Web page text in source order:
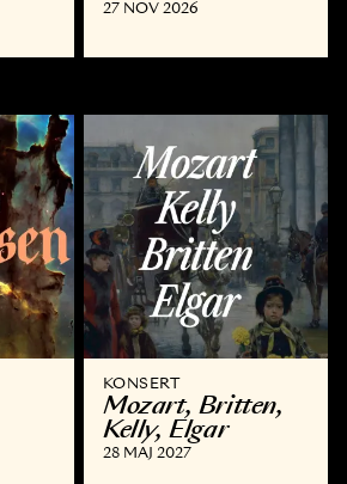
27 NOV 2026
KONSERT
Mozart, Britten,
Kelly, Elgar
28 MAJ 2027